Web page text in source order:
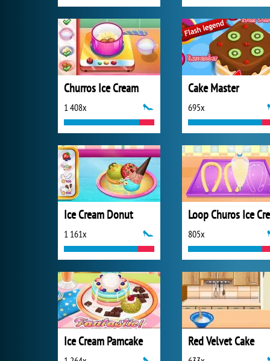
Churros Ice Cream
1 408x
Cake Master
695x
Ice Cream Donut
1 161x 805x
Ice Cream Pamcake Red Velvet Cake